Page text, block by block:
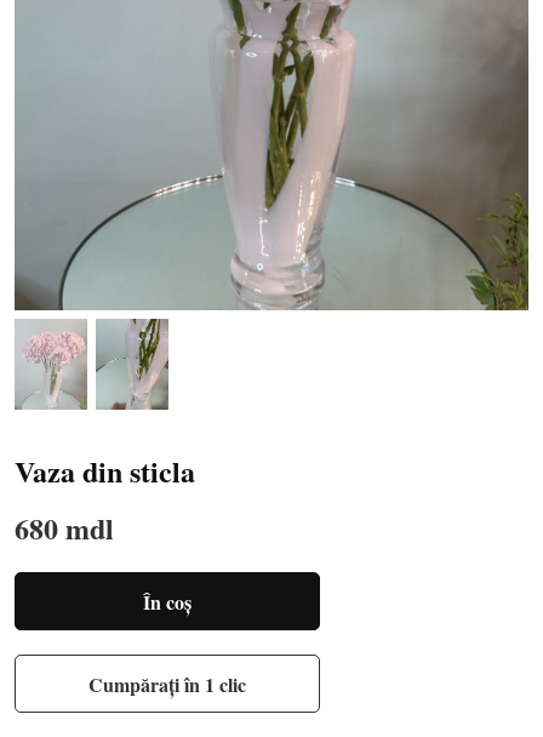
Vaza din sticla
680 mdl
În coș
Cumpărați în 1 clic